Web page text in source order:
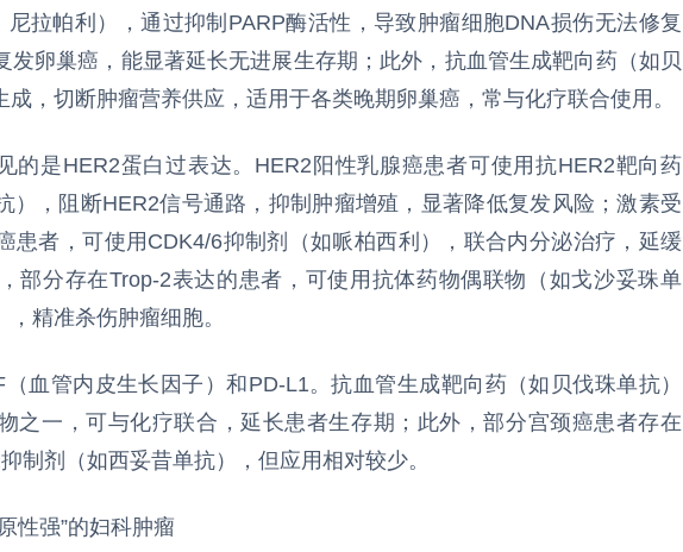
拉帕利），通过抑制PARP酶活性，导致肿瘤细胞DNA损伤无法修复
发卵巢癌，能显著延长无进展生存期；此外，抗血管生成靶向药（如贝
，切断肿瘤营养供应，适用于各类晚期卵巢癌，常与化疗联合使用。
的是HER2蛋白过表达。HER2阳性乳腺癌患者可使用抗HER2靶向药
），阻断HER2信号通路，抑制肿瘤增殖，显著降低复发风险；激素受
患者，可使用CDK4/6抑制剂（如哌柏西利），联合内分泌治疗，延缓
部分存在Trop-2表达的患者，可使用抗体药物偶联物（如戈沙妥珠单
精准杀伤肿瘤细胞。
血管内皮生长因子）和PD-L1。抗血管生成靶向药（如贝伐珠单抗）
之一，可与化疗联合，延长患者生存期；此外，部分宫颈癌患者存在
制剂（如西妥昔单抗），但应用相对较少。
性强”的妇科肿瘤